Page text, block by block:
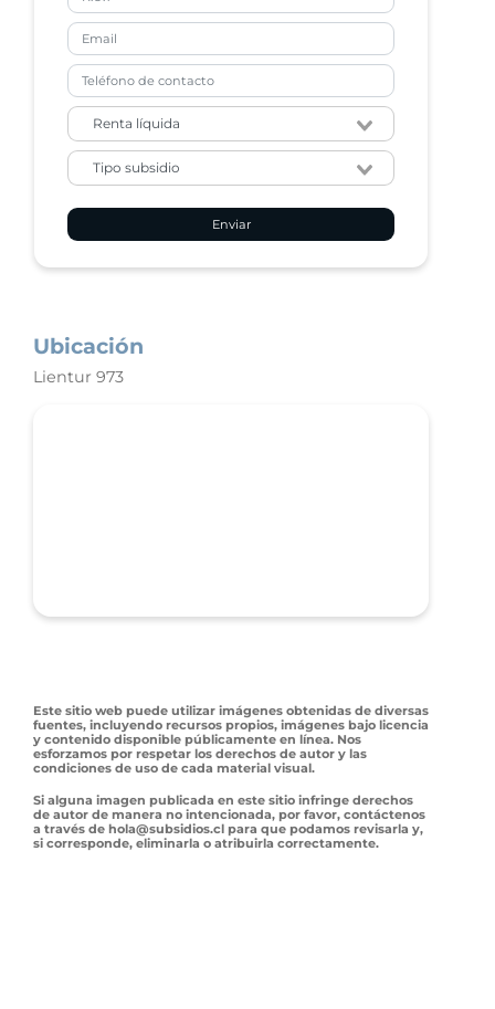
Enviar
Ubicación
Lientur 973
Este sitio web puede utilizar imágenes obtenidas de diversas
fuentes, incluyendo recursos propios, imágenes bajo licencia
y contenido disponible públicamente en línea. Nos
esforzamos por respetar los derechos de autor y las
condiciones de uso de cada material visual.
Si alguna imagen publicada en este sitio infringe derechos
de autor de manera no intencionada, por favor, contáctenos
a través de hola@subsidios.cl para que podamos revisarla y,
si corresponde, eliminarla o atribuirla correctamente.